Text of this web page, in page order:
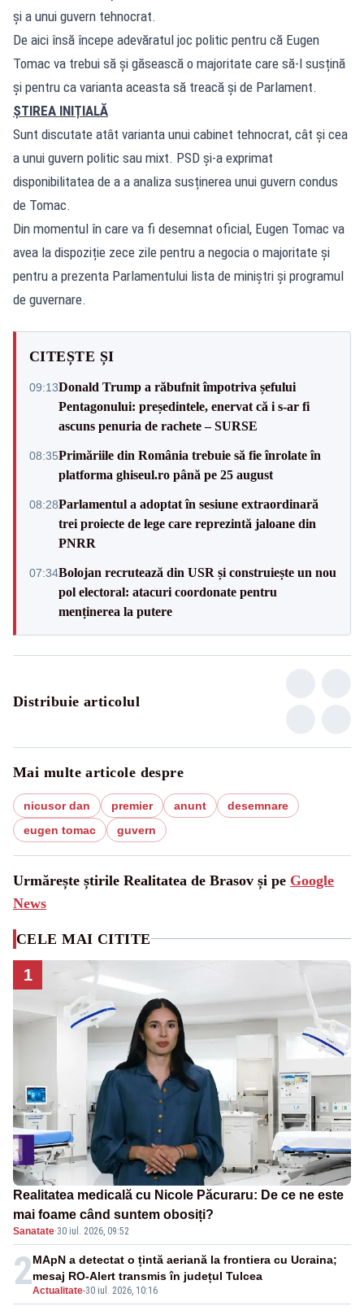
și a unui guvern tehnocrat.
De aici însă începe adevăratul joc politic pentru că Eugen
Tomac va trebui să și găsească o majoritate care să-l susțină
și pentru ca varianta aceasta să treacă și de Parlament.
ȘTIREA INIȚIALĂ
Sunt discutate atât varianta unui cabinet tehnocrat, cât și cea
a unui guvern politic sau mixt. PSD și-a exprimat
disponibilitatea de a a analiza susținerea unui guvern condus
de Tomac.
Din momentul în care va fi desemnat oficial, Eugen Tomac va
avea la dispoziție zece zile pentru a negocia o majoritate și
pentru a prezenta Parlamentului lista de miniștri și programul
de guvernare.
CITEȘTE ȘI
09:13Donald Trump a răbufnit împotriva șefului
Pentagonului: președintele, enervat că i s-ar fi
ascuns penuria de rachete – SURSE
08:35Primăriile din România trebuie să fie înrolate în
platforma ghiseul.ro până pe 25 august
08:28Parlamentul a adoptat în sesiune extraordinară
trei proiecte de lege care reprezintă jaloane din
PNRR
07:34Bolojan recrutează din USR și construiește un nou
pol electoral: atacuri coordonate pentru
menținerea la putere
Distribuie articolul
Mai multe articole despre
nicusor dan premier anunt
desemnare
eugen tomac
guvern
Urmărește știrile Realitatea de Brasov și pe Google
News
CELE MAI CITITE
1
Realitatea medicală cu Nicole Păcuraru: De ce ne este
mai foame când suntem obosiți?
Sanatate·30 iul. 2026, 09:52
2Actualitate-30 iul. 2026, 10:16
MApN a detectat o țintă aeriană la frontiera cu Ucraina;
mesaj RO-Alert transmis în județul Tulcea